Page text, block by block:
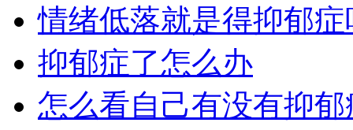
情绪低落就是得抑郁症
抑郁症了怎么办
怎么看自己有没有抑郁